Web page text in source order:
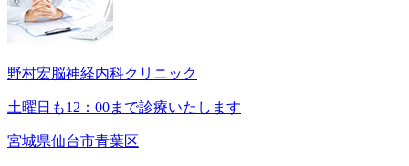
野村宏脳神経内科クリニック
土曜日も12：00まで診療いたします
宮城県仙台市青葉区